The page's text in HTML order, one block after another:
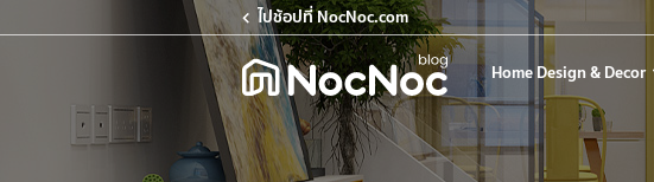
ไปช้อปที่ NocNoc.com
Home Design & Decor